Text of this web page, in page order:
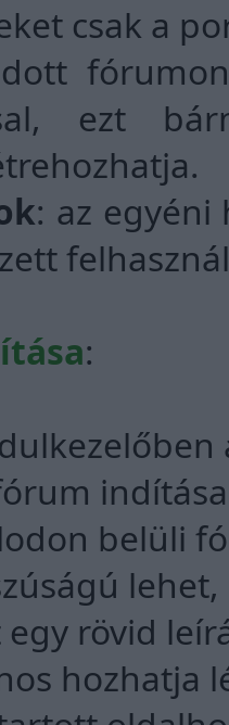
csak a
ezt
: az egyéni
:
belüli
rövid
hozhatja